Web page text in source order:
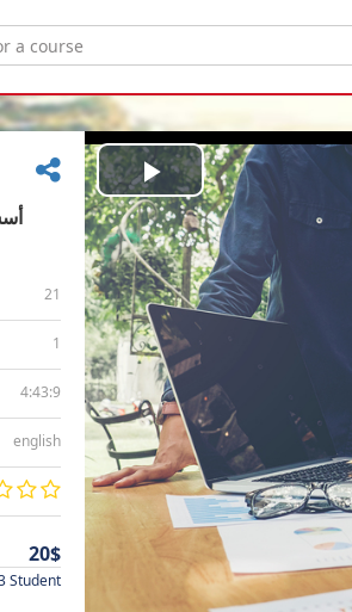
21
1
4:43:9
english
20$
Student
Play
Video